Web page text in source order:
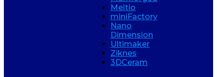
Meltio
miniFactory
Nano
Dimension
Ultimaker
Ziknes
3DCeram